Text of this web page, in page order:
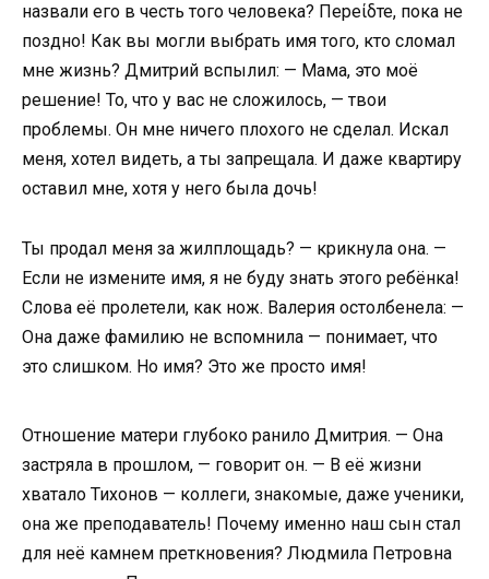
назвали его в честь того человека? Переίδте, пока не
поздно! Как вы могли выбрать имя того, кто сломал
мне жизнь? Дмитрий вспылил: — Мама, это моё
решение! То, что у вас не сложилось, — твои
проблемы. Он мне ничего плохого не сделал. Искал
меня, хотел видеть, а ты запрещала. И даже квартиру
оставил мне, хотя у него была дочь!
Ты продал меня за жилплощадь? — крикнула она. —
Если не измените имя, я не буду знать этого ребёнка!
Слова её пролетели, как нож. Валерия остолбенела: —
Она даже фамилию не вспомнила — понимает, что
это слишком. Но имя? Это же просто имя!
Отношение матери глубоко ранило Дмитрия. — Она
застряла в прошлом, — говорит он. — В её жизни
хватало Тихонов — коллеги, знакомые, даже ученики,
она же преподаватель! Почему именно наш сын стал
для неё камнем преткновения? Людмила Петровна